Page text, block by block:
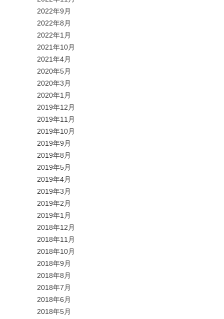
2022年9月
2022年8月
2022年1月
2021年10月
2021年4月
2020年5月
2020年3月
2020年1月
2019年12月
2019年11月
2019年10月
2019年9月
2019年8月
2019年5月
2019年4月
2019年3月
2019年2月
2019年1月
2018年12月
2018年11月
2018年10月
2018年9月
2018年8月
2018年7月
2018年6月
2018年5月